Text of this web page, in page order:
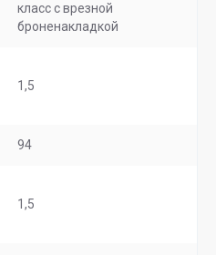
класс с врезной
броненакладкой
1,5
94
1,5